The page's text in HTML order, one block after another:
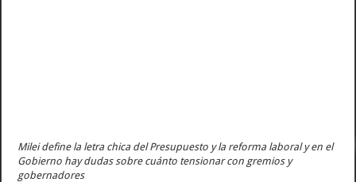
Milei define la letra chica del Presupuesto y la reforma laboral y en el
Gobierno hay dudas sobre cuánto tensionar con gremios y
gobernadores